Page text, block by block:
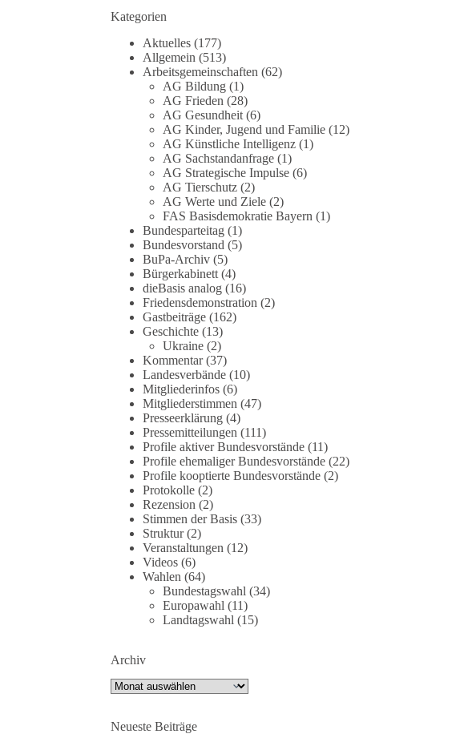
Vorhaben war bis zur Veröffentlichung von
🟩🟩🟦🟦🟥🟥🟧🟧
Versorgungssicherheit ist keine Nebensache. Sie
ist Voraussetzung für Freiheit, Wirtschaft und den
Alltag der Menschen.
dieBasis steht für eine bezahlbare, sichere und
unabhängige Energieversorgung.
Eine resiliente Gesellschaft erkennt man nicht
daran, wie sie Strommangel verwaltet, sondern
daran, wie sie ihn verhindert!
Quellen:https://apollo-news.net/geheimplan-
energiekrise-bundesnetzagentur-bereitet-sich-auf-
strommangel-ueber-mehrere-tage-bis-wochen-vor/
und
https://www.merkur.de/deutschland/der-
geheimplan-gegen-stromausfalle-der-
bundesnetzagentur-zr-94423201.html?
utm_source=chatgpt.com
🟩🟩🟦🟦🟥🟥🟧🟧
Wieder ein Beispiel dafür, warum wir 1 Milliarde
für freie Medien fordern sollten: 👉 Jetzt Petition
unterzeichnen
#dieBasis #Energie #Versorgungssicherheit
#Infrastruktur #Technologieoffen
26 69 Auf Facebook ansehen
🌍 Migration darf niemals zum politischen
Die Ereignisse in Ceuta zeigen, wie schnell
Kategorien
Aktuelles(177)
Allgemein (513)
Arbeitsgemeinschaften (62)
AG Bildung(1)
AG Frieden (28)
AG Gesundheit(6)
AG Kinder, Jugend und Familie(12)
AG Künstliche Intelligenz(1)
AG Sachstandanfrage(1)
AG Strategische Impulse(6)
AG Tierschutz(2)
AG Werte und Ziele(2)
FAS Basisdemokratie Bayern (1)
Bundesparteitag(1)
Bundesvorstand (5)
BuPa-Archiv(5)
Bürgerkabinett(4)
dieBasis analog(16)
Friedensdemonstration (2)
Gastbeiträge(162)
Geschichte(13)
Ukraine(2)
Kommentar(37)
Landesverbände(10)
Mitgliederinfos(6)
Mitgliederstimmen (47)
Presseerklärung(4)
Pressemitteilungen (111)
Profile aktiver Bundesvorstände(11)
Profile ehemaliger Bundesvorstände(22)
Profile kooptierte Bundesvorstände(2)
Protokolle(2)
Rezension (2)
Stimmen der Basis(33)
Struktur(2)
Veranstaltungen (12)
Videos(6)
Wahlen (64)
Bundestagswahl (34)
Europawahl (11)
Landtagswahl (15)
Archiv
Archiv
Neueste Beiträge